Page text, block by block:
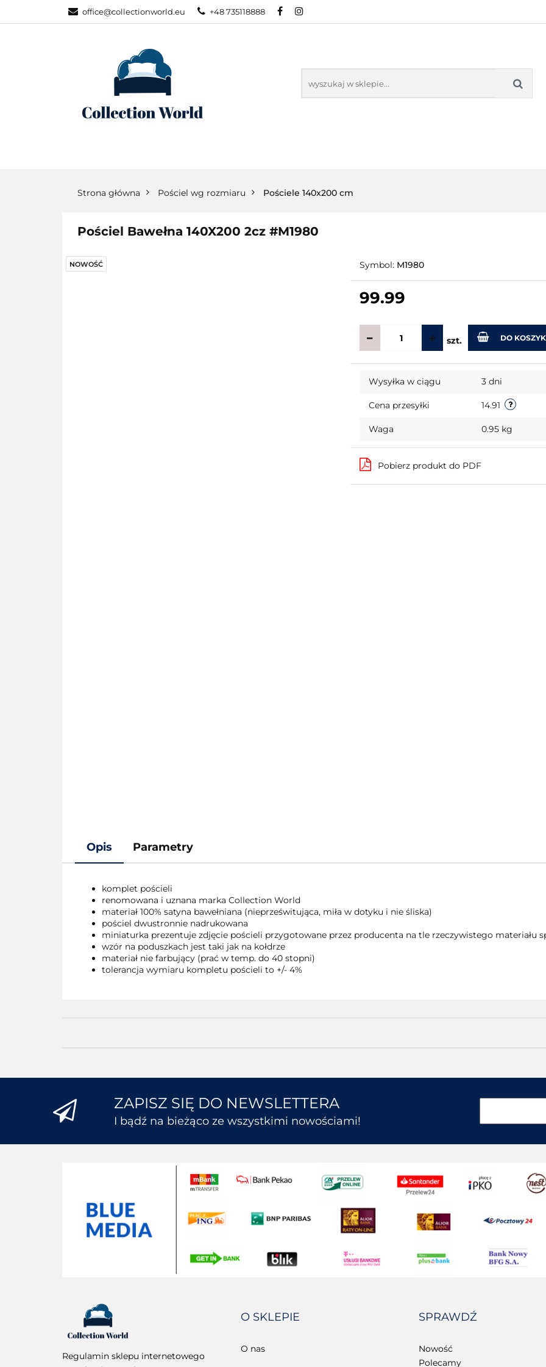
office@collectionworld.eu +48 735118888
KATEGORIE NOWOŚCI
Strona główna Pościel wg rozmiaru Pościele 140x200 cm
Pościel Bawełna 140X200 2cz #M1980
NOWOŚĆ Symbol: M1980
99.99
szt. DO
Wysyłka w ciągu 3 dni
Cena przesyłki 14.91
Waga 0.95 kg
Pobierz produkt do PDF
Opis Parametry
komplet pościeli
renomowana i uznana marka Collection World
materiał 100% satyna bawełniana (nieprześwitująca, miła w dotyku i nie śliska)
pościel dwustronnie nadrukowana
miniaturka prezentuje zdjęcie pościeli przygotowane przez producenta na tle rzeczywistego materiału
wzór na poduszkach jest taki jak na kołdrze
materiał nie farbujący (prać w temp. do 40 stopni)
tolerancja wymiaru kompletu pościeli to +/- 4%
ZAPISZ SIĘ DO NEWSLETTERA
I bądź na bieżąco ze wszystkimi nowościami!
Regulamin sklepu internetowego
O SKLEPIE
O nas
SPRAWDŹ
Nowość
Polecamy